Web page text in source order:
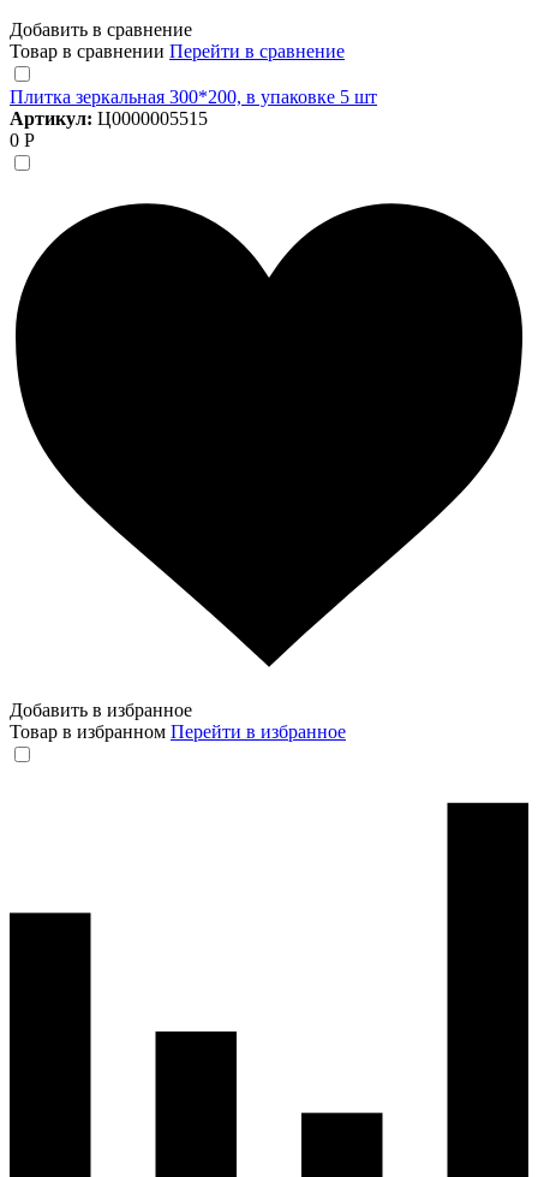
Добавить в сравнение
Товар в сравнении Перейти в сравнение
Плитка зеркальная 300*200, в упаковке 5 шт
Артикул: Ц0000005515
0 Р
Добавить в избранное
Товар в избранном Перейти в избранное